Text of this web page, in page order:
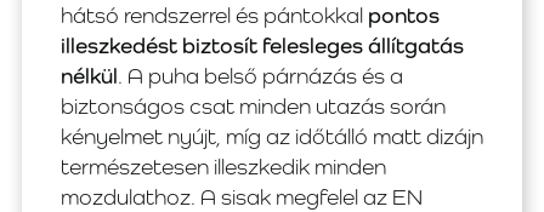
hátsó rendszerrel és pántokkal pontos
illeszkedést biztosít felesleges állítgatás
nélkül. A puha belső párnázás és a
biztonságos csat minden utazás során
kényelmet nyújt, míg az időtálló matt dizájn
természetesen illeszkedik minden
mozdulathoz. A sisak megfelel az EN